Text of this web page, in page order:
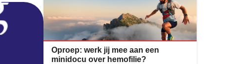
Oproep: werk jij mee aan een
minidocu over hemofilie?